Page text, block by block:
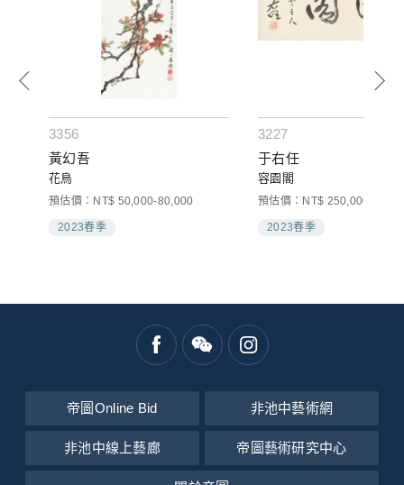
3356
黃幻吾
花鳥
預估價：NT$ 50,000-80,000
2023春季
3227
于右任
容園閣
預估價：NT$ 250,000-
2023春季
帝圖Online Bid 非池中藝術網
非池中線上藝廊 帝圖藝術研究中心